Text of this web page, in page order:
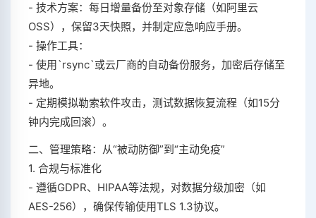
- 技术方案：每日增量备份至对象存储（如阿里云
OSS），保留3天快照，并制定应急响应手册。
- 操作工具：
- 使用`rsync`或云厂商的自动备份服务，加密后存储至
异地。
- 定期模拟勒索软件攻击，测试数据恢复流程（如15分
钟内完成回滚）。
二、管理策略：从“被动防御”到“主动免疫”
1. 合规与标准化
- 遵循GDPR、HIPAA等法规，对数据分级加密（如
AES-256），确保传输使用TLS 1.3协议。